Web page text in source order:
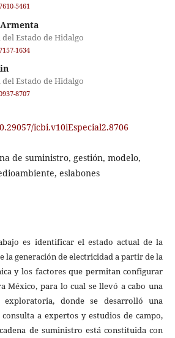
5461
Estado de Hidalgo
1634
Estado de Hidalgo
8707
icbi.v10iEspecial2.8706
de suministro, gestión, modelo,
eslabones
es identificar el estado actual de la
la generación de electricidad a partir de la
y los factores que permitan configurar
México, para lo cual se llevó a cabo una
donde se desarrolló una
a expertos y estudios de campo,
de suministro está constituida con